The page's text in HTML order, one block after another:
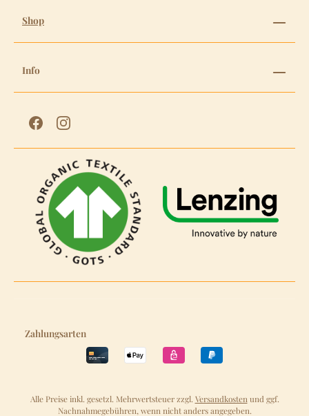
Shop
Info
Zahlungsarten
Alle Preise inkl. gesetzl. Mehrwertsteuer zzgl. Versandkosten und ggf.
Nachnahmegebühren, wenn nicht anders angegeben.